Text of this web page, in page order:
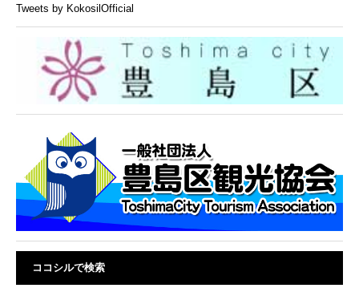
Tweets by KokosilOfficial
ココシルで検索